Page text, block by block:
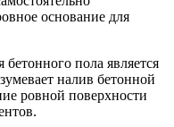
основание для
пола является
налив бетонной
ровной поверхности